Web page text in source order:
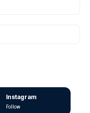
Instagram
Follow